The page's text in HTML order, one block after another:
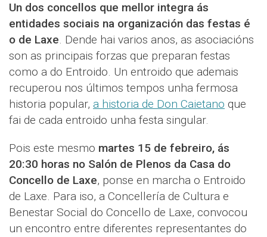
Un dos concellos que mellor integra ás
entidades sociais na organización das festas é
o de Laxe. Dende hai varios anos, as asociacións
son as principais forzas que preparan festas
como a do Entroido. Un entroido que ademais
recuperou nos últimos tempos unha fermosa
historia popular, a historia de Don Caietano que
fai de cada entroido unha festa singular.
Pois este mesmo martes 15 de febreiro, ás
20:30 horas no Salón de Plenos da Casa do
Concello de Laxe, ponse en marcha o Entroido
de Laxe. Para iso, a Concellería de Cultura e
Benestar Social do Concello de Laxe, convocou
un encontro entre diferentes representantes do